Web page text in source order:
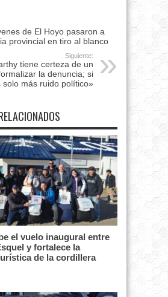
de El Hoyo pasaron a
provincial en tiro al blanco
Siguiente:
tiene certeza de un
la denuncia; si
solo más ruido político»
el vuelo inaugural entre
y fortalece la
de la cordillera